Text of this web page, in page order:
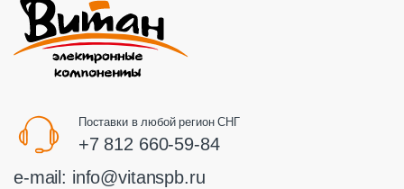
Поставки в любой регион СНГ
+7 812 660-59-84
e-mail: info@vitanspb.ru